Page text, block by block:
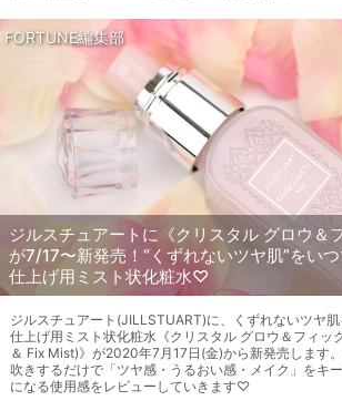
FORTUNE編集部
ジルスチュアートに《クリスタル グロウ＆
が7/17〜新発売！“くずれないツヤ肌”をい
仕上げ用ミスト状化粧水♡
ジルスチュアート(JILLSTUART)に、くずれないツヤ
仕上げ用ミスト状化粧水《クリスタル グロウ＆フィッ
＆ Fix Mist)》が2020年7月17日(金)から新発売します
吹きするだけで「ツヤ感・うるおい感・メイク」をキ
になる使用感をレビューしていきます♡